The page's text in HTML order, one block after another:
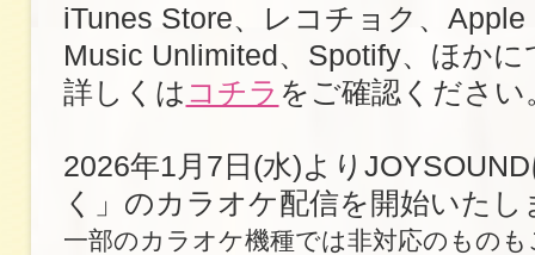
iTunes Store、レコチョク、
Music Unlimited、Spotify、ほかに
詳しくは コチラ をご確認ください
2026年1月7日(水)より
く」のカラオケ配信を開始いたし
一部のカラオケ機種では非対応のもの